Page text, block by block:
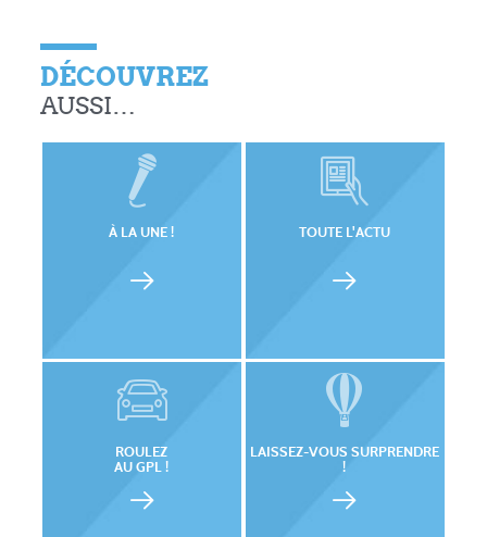
DÉCOUVREZ
AUSSI…
À LA UNE ! TOUTE L'ACTU
ROULEZ
AU GPL !
LAISSEZ-VOUS SURPRENDRE
!